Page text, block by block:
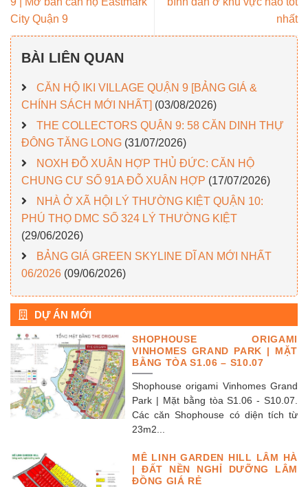
City Quận 9
nhất
BÀI LIÊN QUAN
CĂN HỘ IKI VILLAGE QUẬN 9 [BẢNG GIÁ &
CHÍNH SÁCH MỚI NHẤT] (03/08/2026)
THE COLLECTORS QUẬN 9: 58 CĂN DINH THỰ
ĐÔNG TĂNG LONG (31/07/2026)
NOXH ĐỖ XUÂN HỢP THỦ ĐỨC: CĂN HỘ
CHUNG CƯ SỐ 91A ĐỖ XUÂN HỢP (17/07/2026)
NHÀ Ở XÃ HỘI LÝ THƯỜNG KIỆT QUẬN 10:
PHÚ THỌ DMC SỐ 324 LÝ THƯỜNG KIỆT
(29/06/2026)
BẢNG GIÁ GREEN SKYLINE DĨ AN MỚI NHẤT
06/2026 (09/06/2026)
DỰ ÁN MỚI
SHOPHOUSE ORIGAMI
VINHOMES GRAND PARK | MẶT
BẰNG TÒA S1.06 – S10.07
Shophouse origami Vinhomes Grand
Park | Mặt bằng tòa S1.06 - S10.07.
Các căn Shophouse có diện tích từ
23m2...
MÊ LINH GARDEN HILL LÂM HÀ
| ĐẤT NỀN NGHỈ DƯỠNG LÂM
ĐỒNG GIÁ RẺ